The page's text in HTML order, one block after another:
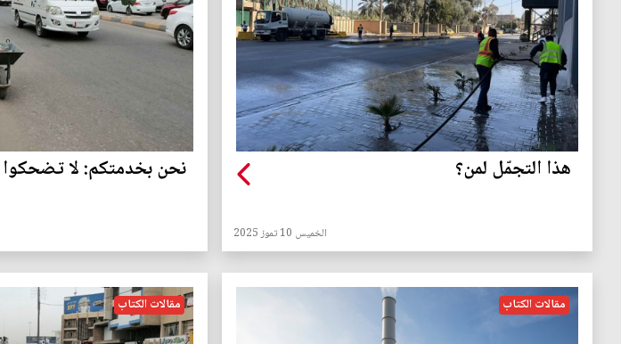
هذا التجمّل لمن؟
الخميس 10 تموز 2025
نحن بخدمتكم: لا
مقالات الكتاب مقالات الكتاب